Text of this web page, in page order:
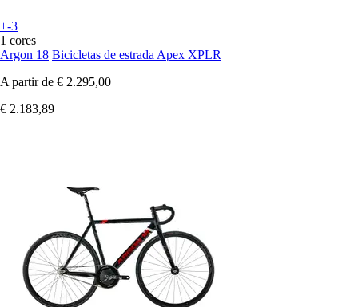
+-3
1 cores
Argon 18 Bicicletas de estrada Apex XPLR
A partir de € 2.295,00
€ 2.183,89